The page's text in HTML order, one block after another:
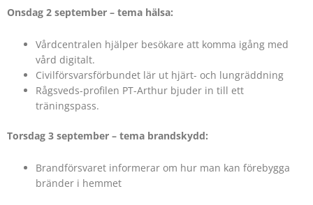
Onsdag 2 september – tema hälsa:
Vårdcentralen hjälper besökare att komma igång med
vård digitalt.
Civilförsvarsförbundet lär ut hjärt- och lungräddning
Rågsveds-profilen PT-Arthur bjuder in till ett
träningspass.
Torsdag 3 september – tema brandskydd:
Brandförsvaret informerar om hur man kan förebygga
bränder i hemmet